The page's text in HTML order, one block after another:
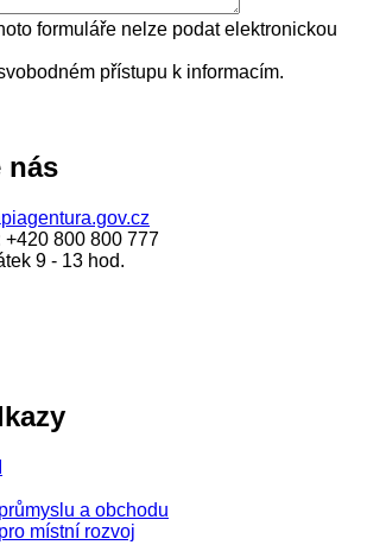
formuláře nelze podat elektronickou
přístupu k informacím.
nás
+420 800 800 777
9 - 13 hod.
a obchodu
místní rozvoj